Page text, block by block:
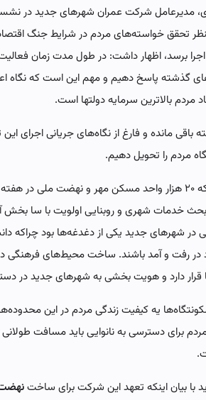
مدیرعامل شرکت عمران شهرهای جدید در
تحقق خواسته‌های مردم در شرایط جنگ
اجرا برسد، اظهار داشت: در طول مدت زمان
گذشته پاسخ دهیم و مهم این است که نگاه
مردم بالاترین سرمایه دولتها است.
از ۱۰ سال گذشته باقی مانده و فارغ از نگاه‌های جریانی
مردم را تحویل دهیم.
معاون وزیر راه و شهرسازی با بیان اینکه ۲۰ هزار واحد مسکن مهر و نهضت ملی
خدمات شهری و روبنایی اولویت با سا بخش
شهرهای جدید یکی از دغدغه‌ها بود چراکه
در رفت و آمد باشند. ساخت محیط‌های فرهنگی
دارد و هویت بخشی به شهرهای جدید در
یه کیفیت زندگی مردم در این
برای دسترسی به نانوایی باید مسافت
بیان اینکه تعهد این شرکت برای ساخت